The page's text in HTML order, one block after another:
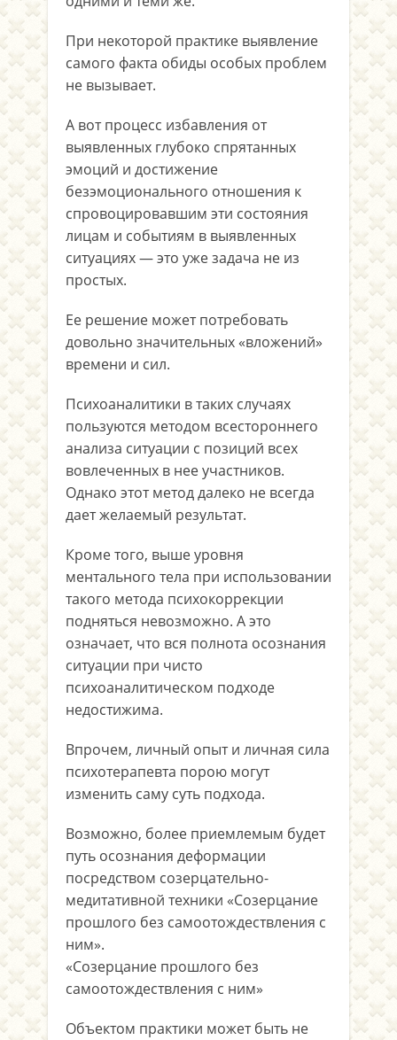
При некоторой практике выявление
самого факта обиды особых проблем
не вызывает.
А вот процесс избавления от
выявленных глубоко спрятанных
эмоций и достижение
безэмоционального отношения к
спровоцировавшим эти состояния
лицам и событиям в выявленных
ситуациях — это уже задача не из
простых.
Ее решение может потребовать
довольно значительных «вложений»
времени и сил.
Психоаналитики в таких случаях
пользуются методом всестороннего
анализа ситуации с позиций всех
вовлеченных в нее участников.
Однако этот метод далеко не всегда
дает желаемый результат.
Кроме того, выше уровня
ментального тела при использовании
такого метода психокоррекции
подняться невозможно. А это
означает, что вся полнота осознания
ситуации при чисто
психоаналитическом подходе
недостижима.
Впрочем, личный опыт и личная сила
психотерапевта порою могут
изменить саму суть подхода.
Возможно, более приемлемым будет
путь осознания деформации
посредством созерцательно-
медитативной техники «Созерцание
прошлого без самоотождествления с
ним».
«Созерцание прошлого без
самоотождествления с ним»
Объектом практики может быть не